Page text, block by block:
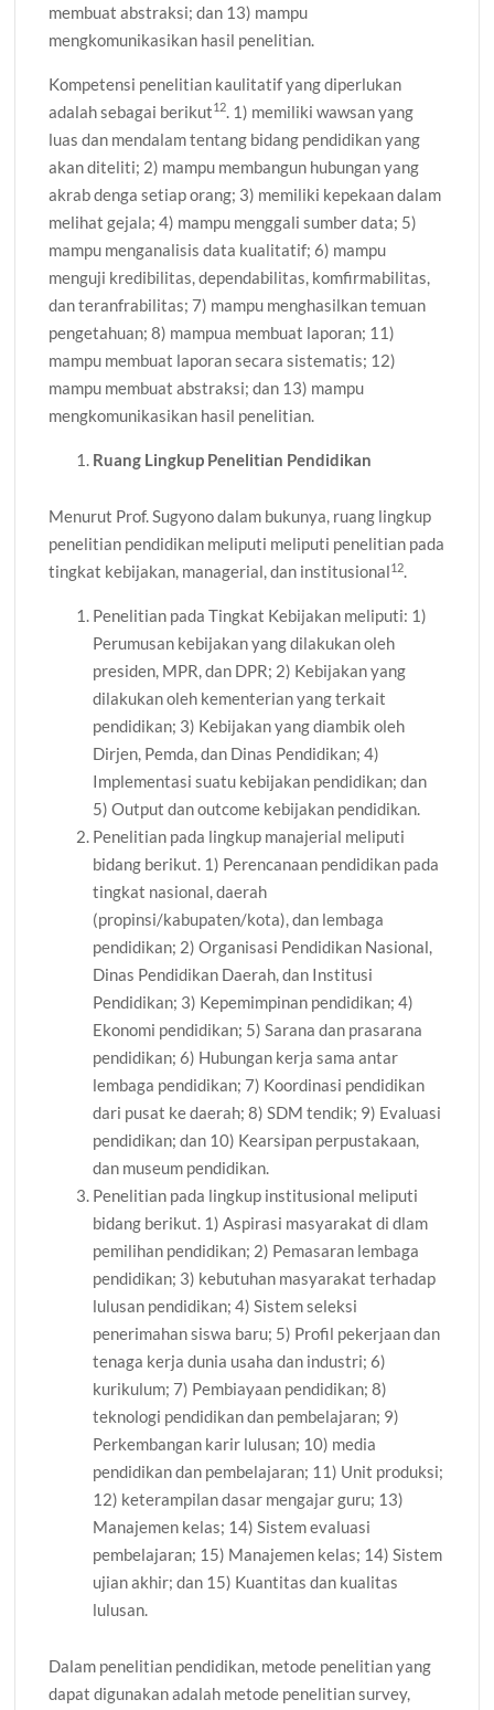
membuat abstraksi; dan 13) mampu
mengkomunikasikan hasil penelitian.
Kompetensi penelitian kaulitatif yang diperlukan
adalah sebagai berikut12. 1) memiliki wawsan yang
luas dan mendalam tentang bidang pendidikan yang
akan diteliti; 2) mampu membangun hubungan yang
akrab denga setiap orang; 3) memiliki kepekaan dalam
melihat gejala; 4) mampu menggali sumber data; 5)
mampu menganalisis data kualitatif; 6) mampu
menguji kredibilitas, dependabilitas, komfirmabilitas,
dan teranfrabilitas; 7) mampu menghasilkan temuan
pengetahuan; 8) mampua membuat laporan; 11)
mampu membuat laporan secara sistematis; 12)
mampu membuat abstraksi; dan 13) mampu
mengkomunikasikan hasil penelitian.
Ruang Lingkup Penelitian Pendidikan
Menurut Prof. Sugyono dalam bukunya, ruang lingkup
penelitian pendidikan meliputi meliputi penelitian pada
tingkat kebijakan, managerial, dan institusional12.
Penelitian pada Tingkat Kebijakan meliputi: 1)
Perumusan kebijakan yang dilakukan oleh
presiden, MPR, dan DPR; 2) Kebijakan yang
dilakukan oleh kementerian yang terkait
pendidikan; 3) Kebijakan yang diambik oleh
Dirjen, Pemda, dan Dinas Pendidikan; 4)
Implementasi suatu kebijakan pendidikan; dan
5) Output dan outcome kebijakan pendidikan.
Penelitian pada lingkup manajerial meliputi
bidang berikut. 1) Perencanaan pendidikan pada
tingkat nasional, daerah
(propinsi/kabupaten/kota), dan lembaga
pendidikan; 2) Organisasi Pendidikan Nasional,
Dinas Pendidikan Daerah, dan Institusi
Pendidikan; 3) Kepemimpinan pendidikan; 4)
Ekonomi pendidikan; 5) Sarana dan prasarana
pendidikan; 6) Hubungan kerja sama antar
lembaga pendidikan; 7) Koordinasi pendidikan
dari pusat ke daerah; 8) SDM tendik; 9) Evaluasi
pendidikan; dan 10) Kearsipan perpustakaan,
dan museum pendidikan.
Penelitian pada lingkup institusional meliputi
bidang berikut. 1) Aspirasi masyarakat di dlam
pemilihan pendidikan; 2) Pemasaran lembaga
pendidikan; 3) kebutuhan masyarakat terhadap
lulusan pendidikan; 4) Sistem seleksi
penerimahan siswa baru; 5) Profil pekerjaan dan
tenaga kerja dunia usaha dan industri; 6)
kurikulum; 7) Pembiayaan pendidikan; 8)
teknologi pendidikan dan pembelajaran; 9)
Perkembangan karir lulusan; 10) media
pendidikan dan pembelajaran; 11) Unit produksi;
12) keterampilan dasar mengajar guru; 13)
Manajemen kelas; 14) Sistem evaluasi
pembelajaran; 15) Manajemen kelas; 14) Sistem
ujian akhir; dan 15) Kuantitas dan kualitas
lulusan.
Dalam penelitian pendidikan, metode penelitian yang
dapat digunakan adalah metode penelitian survey,